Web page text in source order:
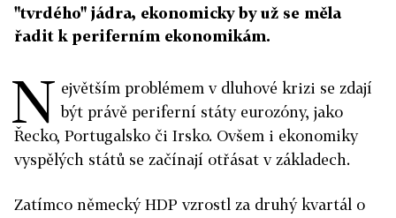
"tvrdého" jádra, ekonomicky by už se měla
řadit k periferním ekonomikám.
N ejvětším problémem v dluhové krizi se zdají
být právě periferní státy eurozóny, jako
Řecko, Portugalsko či Irsko. Ovšem i ekonomiky
vyspělých států se začínají otřásat v základech.
Zatímco německý HDP vzrostl za druhý kvartál o